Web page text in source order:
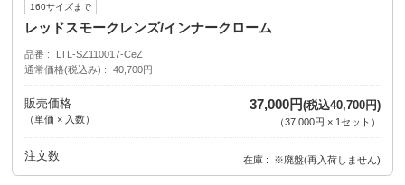
160サイズまで
レッドスモークレンズ/インナークローム
品番
LTL-SZ110017-CeZ
通常価格(税込み)
40,700円
販売価格
（単価 × 入数）
37,000円(税込40,700円)
（37,000円 × 1セット ）
注文数 在庫 ※廃盤(再入荷しません)